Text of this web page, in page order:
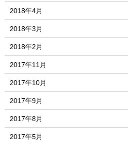
2018年4月
2018年3月
2018年2月
2017年11月
2017年10月
2017年9月
2017年8月
2017年5月